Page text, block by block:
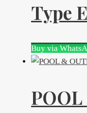
Type
Buy via